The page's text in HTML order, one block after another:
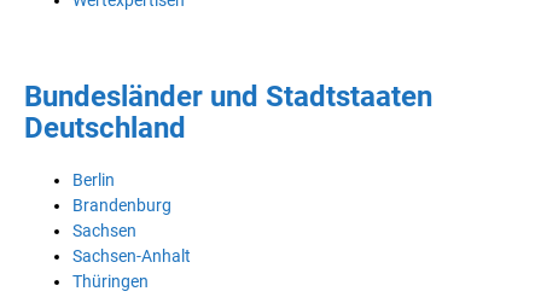
Bundesländer und Stadtstaaten
Deutschland
Berlin
Brandenburg
Sachsen
Sachsen-Anhalt
Thüringen